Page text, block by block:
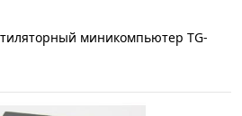
миникомпьютер TG-